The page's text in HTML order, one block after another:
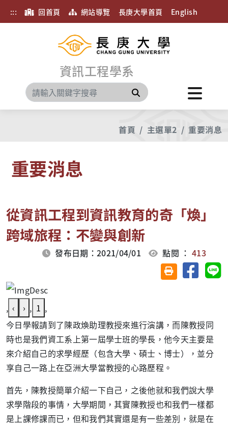
::: 回首頁 網站導覽 長庚大學首頁 English
資訊工程學系
搜尋
首頁 主選單2 重要消息
重要消息
從資訊工程到資訊教育的奇「煥」
跨域旅程：不變與創新
發布日期：2021/04/01 點閱 ：413
友善列印(另開視
分享至
, ‹ › , 1 ,
今日學報請到了陳政煥助理教授來進行演講，而陳教授同
時也是我們資工系上第一屆學士班的學長，他今天主要是
來介紹自己的求學經歷（包含大學、碩士、博士），並分
享自己一路上在亞洲大學當教授的心路歷程。
首先，陳教授簡單介紹一下自己，之後他就和我們說大學
求學階段的事情，大學期間，其實陳教授也和我們一樣都
是上課修課而已，但和我們其實還是有一些差別，就是在